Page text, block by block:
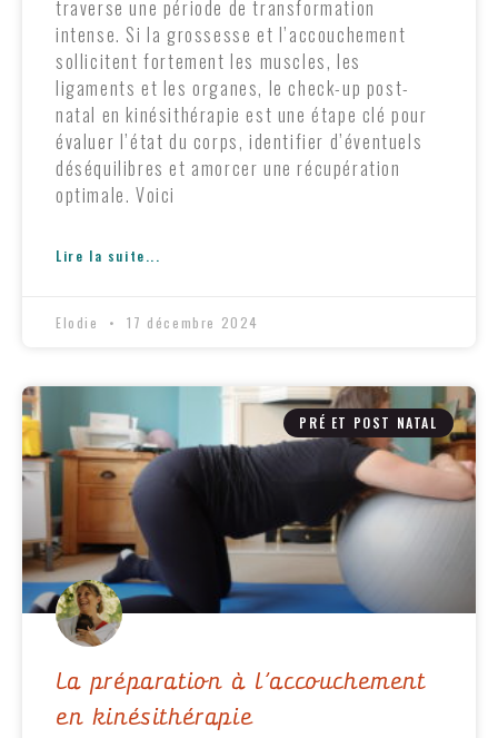
traverse une période de transformation
intense. Si la grossesse et l’accouchement
sollicitent fortement les muscles, les
ligaments et les organes, le check-up post-
natal en kinésithérapie est une étape clé pour
évaluer l’état du corps, identifier d’éventuels
déséquilibres et amorcer une récupération
optimale. Voici
Lire la suite...
Elodie 17 décembre 2024
PRÉ ET POST NATAL
La préparation à l’accouchement
en kinésithérapie